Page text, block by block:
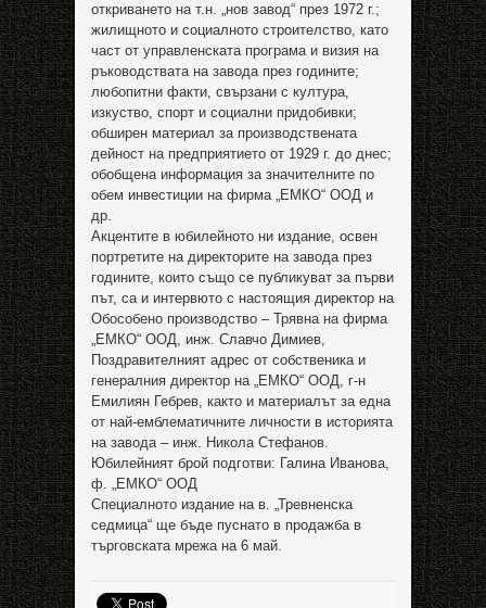
откриването на т.н. „нов завод“ през 1972 г.;
жилищното и социалното строителство, като
част от управленската програма и визия на
ръководствата на завода през годините;
любопитни факти, свързани с култура,
изкуство, спорт и социални придобивки;
обширен материал за производствената
дейност на предприятието от 1929 г. до днес;
обобщена информация за значителните по
обем инвестиции на фирма „ЕМКО“ ООД и
др.
Акцентите в юбилейното ни издание, освен
портретите на директорите на завода през
годините, които също се публикуват за първи
път, са и интервюто с настоящия директор на
Обособено производство – Трявна на фирма
„ЕМКО“ ООД, инж. Славчо Димиев,
Поздравителният адрес от собственика и
генералния директор на „ЕМКО“ ООД, г-н
Емилиян Гебрев, както и материалът за една
от най-емблематичните личности в историята
на завода – инж. Никола Стефанов.
Юбилейният брой подготви: Галина Иванова,
ф. „ЕМКО“ ООД
Специалното издание на в. „Тревненска
седмица“ ще бъде пуснато в продажба в
търговската мрежа на 6 май.